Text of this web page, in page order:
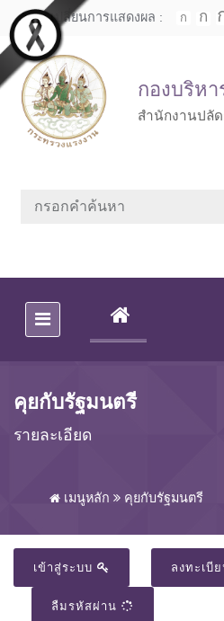
Skip to main content
เปลี่ยนการแสดงผล :
กองบริหา
สำนักงานปลัด
(CURRENT)
คุยกับรัฐมนตรี
รายละเอียด
เมนูหลัก คุยกับรัฐมนตรี
เข้าสู่ระบบ ลงทะเบี
ลืมรหัสผ่าน